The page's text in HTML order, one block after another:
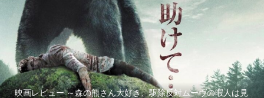
映画レビュー ～森の熊さん大好き、駆除反対ムーヴの暇人は見